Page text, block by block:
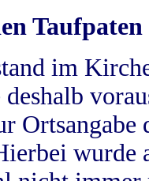
Taufpaten
im
wurde